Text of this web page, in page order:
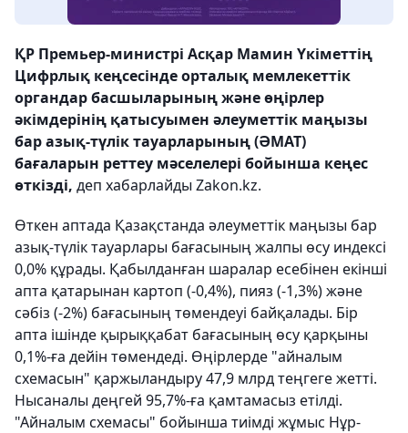
ҚР Премьер-министрі Асқар Мамин Үкіметтің
Цифрлық кеңсесінде орталық мемлекеттік
органдар басшыларының және өңірлер
әкімдерінің қатысуымен әлеуметтік маңызы
бар азық-түлік тауарларының (ӘМАТ)
бағаларын реттеу мәселелері бойынша кеңес
өткізді, деп хабарлайды Zakon.kz.
Өткен аптада Қазақстанда әлеуметтік маңызы бар
азық-түлік тауарлары бағасының жалпы өсу индексі
0,0% құрады. Қабылданған шаралар есебінен екінші
апта қатарынан картоп (-0,4%), пияз (-1,3%) және
сәбіз (-2%) бағасының төмендеуі байқалады. Бір
апта ішінде қырыққабат бағасының өсу қарқыны
0,1%-ға дейін төмендеді. Өңірлерде "айналым
схемасын" қаржыландыру 47,9 млрд теңгеге жетті.
Нысаналы деңгей 95,7%-ға қамтамасыз етілді.
"Айналым схемасы" бойынша тиімді жұмыс Нұр-